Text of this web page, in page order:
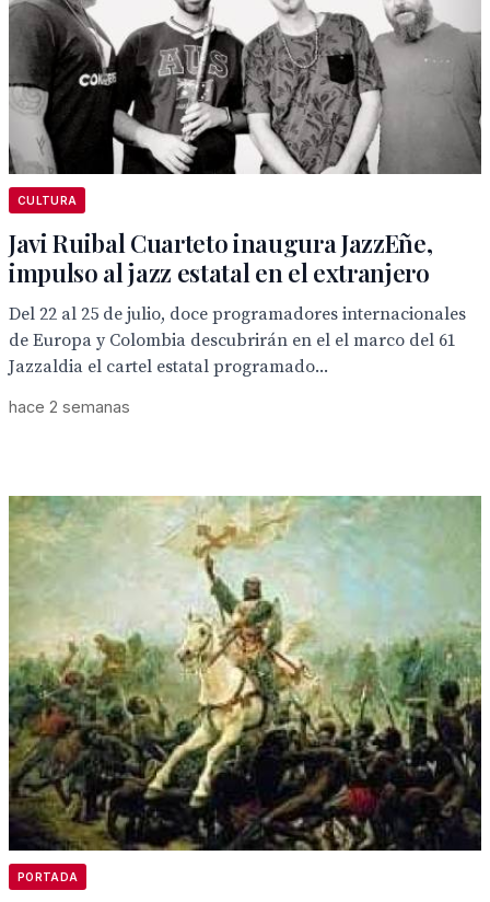
CULTURA
Javi Ruibal Cuarteto inaugura JazzEñe,
impulso al jazz estatal en el extranjero
Del 22 al 25 de julio, doce programadores internacionales
de Europa y Colombia descubrirán en el el marco del 61
Jazzaldia el cartel estatal programado...
hace 2 semanas
PORTADA